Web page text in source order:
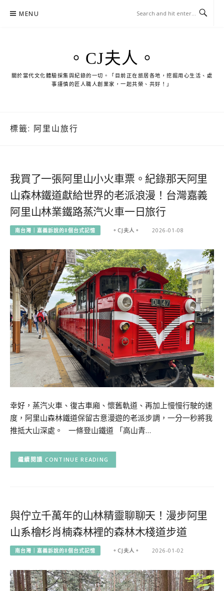
MENU
。CJ夫人。
關於當代文化體驗採集與紀錄的一切。「目前正在旅居各地，挖掘用心生活、處
事謹慎的匠人職人創業家，一起共榮、共好！」
標籤: 阿里山旅行
我買了一張阿里山小火車票。紀錄那天阿里
山森林鐵道獻給世界的老派浪漫！台灣嘉義
阿里山林業鐵路蒸汽火車一日旅行
南台灣｜嘉義訴說的8個台式記憶 。CJ夫人。 2026-01-08
幸好，蒸汽火車、復古車廂、懷舊軌道、再加上慢慢行駛的速
度，阿里山森林鐵道保留古意漫遊的老派步調，一分一秒將我
推抵大山深處。 一條登山鐵道 「高山青…
CONTINUE READING
與佇立千萬年的山林精靈聊聊天！漫步阿里
山系檜杉肖楠森林裡的森林木棧道步道
南台灣｜嘉義訴說的8個台式記憶 。CJ夫人。 2026-01-02